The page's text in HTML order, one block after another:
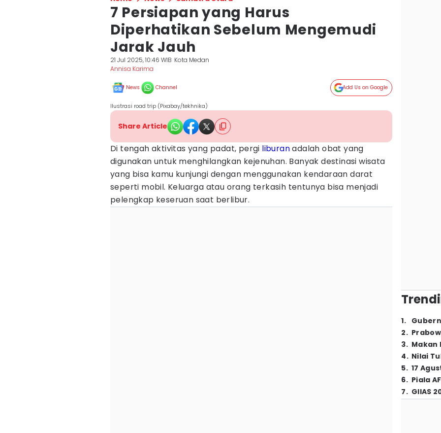
7 Persiapan yang Harus
Diperhatikan Sebelum Mengemudi
Jarak Jauh
21 Jul 2025, 10:46 WIB Kota Medan
Annisa Karima
News Channel Add Us on Google
Ilustrasi road trip (Pixabay/tekhnika)
Share Article
Di tengah aktivitas yang padat, pergi liburanadalah obat yang
digunakan untuk menghilangkan kejenuhan. Banyak destinasi wisata
yang bisa kamu kunjungi dengan menggunakan kendaraan darat
seperti mobil. Keluarga atau orang terkasih tentunya bisa menjadi
pelengkap keseruan saat berlibur.
1.
2.
3. Makan
4. Nilai
5. 17
6. Piala
7. GIIAS